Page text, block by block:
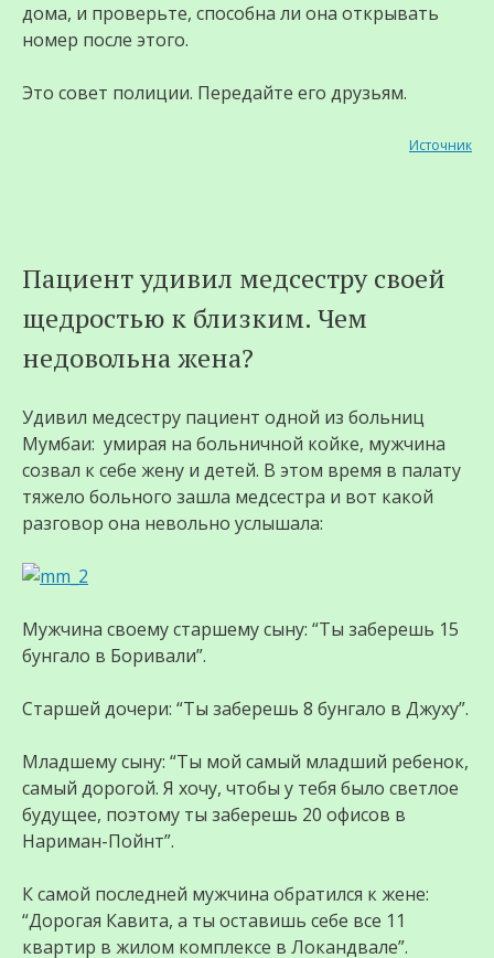
дома, и проверьте, способна ли она открывать
номер после этого.
Это совет полиции. Передайте его друзьям.
Источник
Пациент удивил медсестру своей
щедростью к близким. Чем
недовольна жена?
Удивил медсестру пациент одной из больниц
Мумбаи: умирая на больничной койке, мужчина
созвал к себе жену и детей. В этом время в палату
тяжело больного зашла медсестра и вот какой
разговор она невольно услышала:
Мужчина своему старшему сыну: “Ты заберешь 15
бунгало в Боривали”.
Старшей дочери: “Ты заберешь 8 бунгало в Джуху”.
Младшему сыну: “Ты мой самый младший ребенок,
самый дорогой. Я хочу, чтобы у тебя было светлое
будущее, поэтому ты заберешь 20 офисов в
Нариман-Пойнт”.
К самой последней мужчина обратился к жене:
“Дорогая Кавита, а ты оставишь себе все 11
квартир в жилом комплексе в Локандвале”.